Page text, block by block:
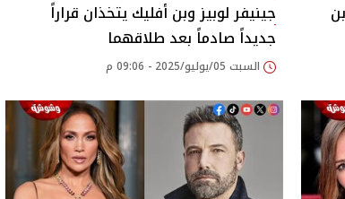
جينيفر لوبيز وبن أفليك يتخذان قراراً
جديداً صادماً بعد طلاقهما
السبت 05/يوليو/2025 - 09:06 م